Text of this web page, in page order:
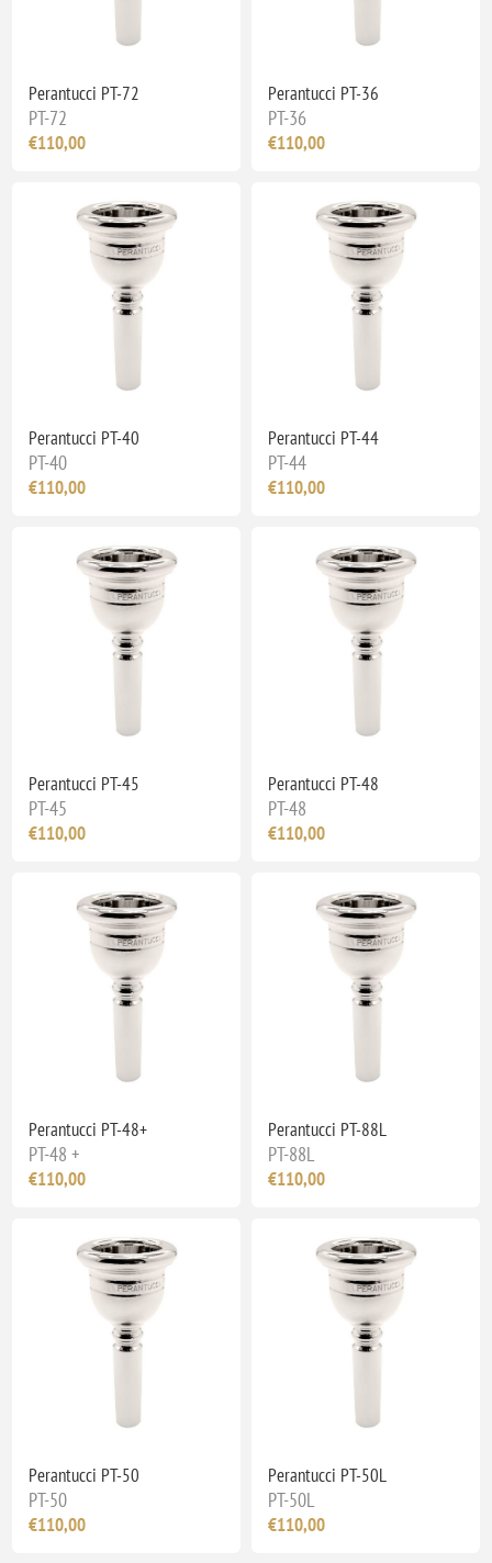
Perantucci PT-72
PT-72
€110,00
Perantucci PT-36
PT-36
€110,00
Perantucci PT-40
PT-40
€110,00
Perantucci PT-44
PT-44
€110,00
Perantucci PT-45
PT-45
€110,00
Perantucci PT-48
PT-48
€110,00
Perantucci PT-48+
PT-48 +
€110,00
Perantucci PT-88L
PT-88L
€110,00
Perantucci PT-50
PT-50
€110,00
Perantucci PT-50L
PT-50L
€110,00